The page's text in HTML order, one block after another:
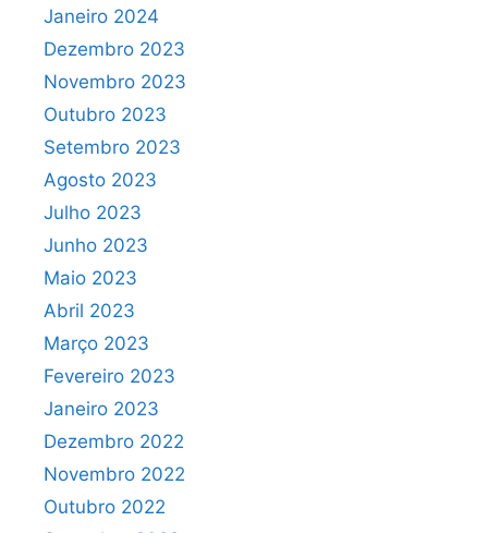
Janeiro 2024
Dezembro 2023
Novembro 2023
Outubro 2023
Setembro 2023
Agosto 2023
Julho 2023
Junho 2023
Maio 2023
Abril 2023
Março 2023
Fevereiro 2023
Janeiro 2023
Dezembro 2022
Novembro 2022
Outubro 2022